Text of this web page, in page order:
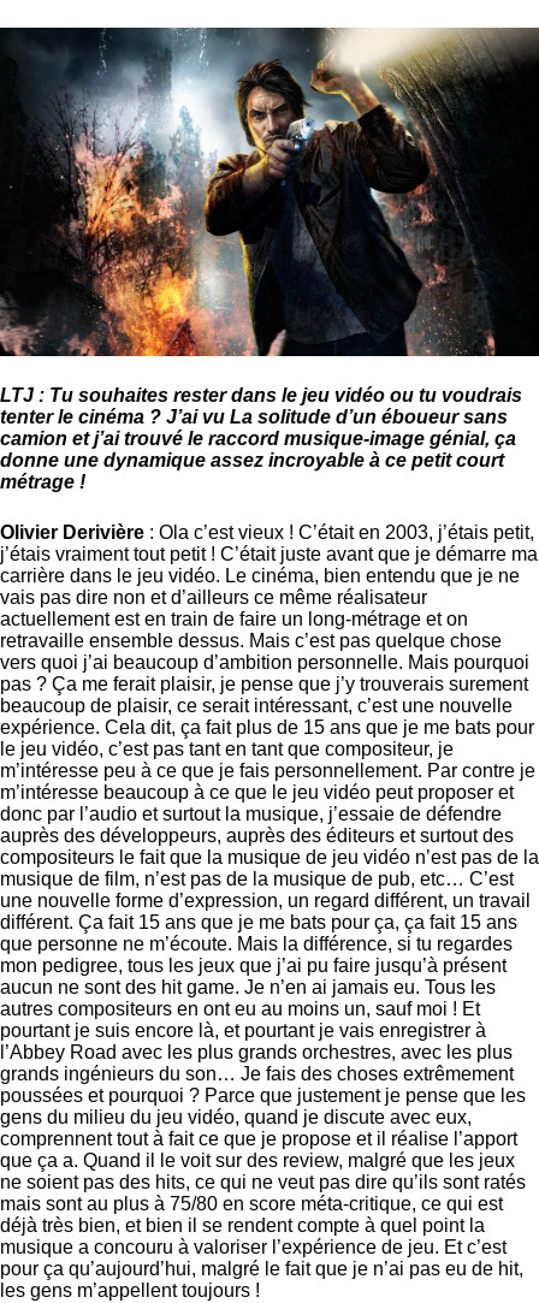
LTJ : Tu souhaites rester dans le jeu vidéo ou tu voudrais
tenter le cinéma ? J’ai vu La solitude d’un éboueur sans
camion et j’ai trouvé le raccord musique-image génial, ça
donne une dynamique assez incroyable à ce petit court
métrage !
Olivier Derivière : Ola c’est vieux ! C’était en 2003, j’étais petit,
j’étais vraiment tout petit ! C’était juste avant que je démarre ma
carrière dans le jeu vidéo. Le cinéma, bien entendu que je ne
vais pas dire non et d’ailleurs ce même réalisateur
actuellement est en train de faire un long-métrage et on
retravaille ensemble dessus. Mais c’est pas quelque chose
vers quoi j’ai beaucoup d’ambition personnelle. Mais pourquoi
pas ? Ça me ferait plaisir, je pense que j’y trouverais surement
beaucoup de plaisir, ce serait intéressant, c’est une nouvelle
expérience. Cela dit, ça fait plus de 15 ans que je me bats pour
le jeu vidéo, c’est pas tant en tant que compositeur, je
m’intéresse peu à ce que je fais personnellement. Par contre je
m’intéresse beaucoup à ce que le jeu vidéo peut proposer et
donc par l’audio et surtout la musique, j’essaie de défendre
auprès des développeurs, auprès des éditeurs et surtout des
compositeurs le fait que la musique de jeu vidéo n’est pas de la
musique de film, n’est pas de la musique de pub, etc… C’est
une nouvelle forme d’expression, un regard différent, un travail
différent. Ça fait 15 ans que je me bats pour ça, ça fait 15 ans
que personne ne m’écoute. Mais la différence, si tu regardes
mon pedigree, tous les jeux que j’ai pu faire jusqu’à présent
aucun ne sont des hit game. Je n’en ai jamais eu. Tous les
autres compositeurs en ont eu au moins un, sauf moi ! Et
pourtant je suis encore là, et pourtant je vais enregistrer à
l’Abbey Road avec les plus grands orchestres, avec les plus
grands ingénieurs du son… Je fais des choses extrêmement
poussées et pourquoi ? Parce que justement je pense que les
gens du milieu du jeu vidéo, quand je discute avec eux,
comprennent tout à fait ce que je propose et il réalise l’apport
que ça a. Quand il le voit sur des review, malgré que les jeux
ne soient pas des hits, ce qui ne veut pas dire qu’ils sont ratés
mais sont au plus à 75/80 en score méta-critique, ce qui est
déjà très bien, et bien il se rendent compte à quel point la
musique a concouru à valoriser l’expérience de jeu. Et c’est
pour ça qu’aujourd’hui, malgré le fait que je n’ai pas eu de hit,
les gens m’appellent toujours !